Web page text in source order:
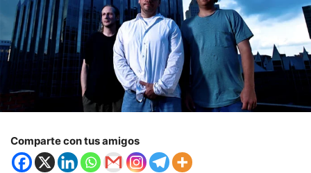
Comparte con tus amigos